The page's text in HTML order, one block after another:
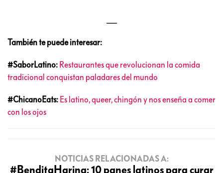
También te puede interesar:
#SaborLatino: Restaurantes que revolucionan la comida
tradicional conquistan paladares del mundo
#ChicanoEats: Es latino, queer, chingón y nos enseña a comer
con los ojos
NOTICIAS RELACIONADAS A:
#BenditaHarina: 10 panes latinos para curar